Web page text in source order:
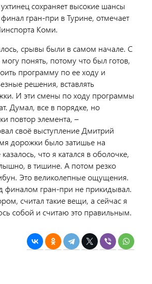
сохраняет высокие шансы
гран-при в Турине, отмечает
Коми.
срывы были в самом начале. С
понять, потому что был готов,
программу по ее ходу и
решения, вставлять
И эти смены по ходу программы
Думал, все в порядке, но
повтор элемента, –
своё выступление Дмитрий
дорожки было затишье на
что я катался в оболочке,
в тишине. А потом резко
Это великолепные ощущения.
финалом гран-при не прикидывал.
считал такие вещи, а сейчас я
собой и считаю это правильным.